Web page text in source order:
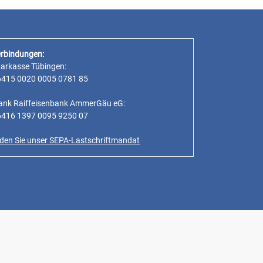
Tübingen:
0020 0005 0781 85
Raiffeisenbank AmmerGäu eG:
1397 0095 9250 07
Sie unser SEPA-Lastschriftmandat